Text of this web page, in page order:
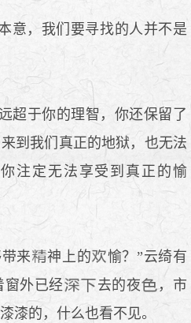
意，我们要寻找的人并不是
超于你的理智，你还保留了
到我们真正的地狱，也无法
注定无法享受到真正的愉
来 神上的
愉？”云绮有
窗外已经 去的夜
，市
漆的，什么也看不见。